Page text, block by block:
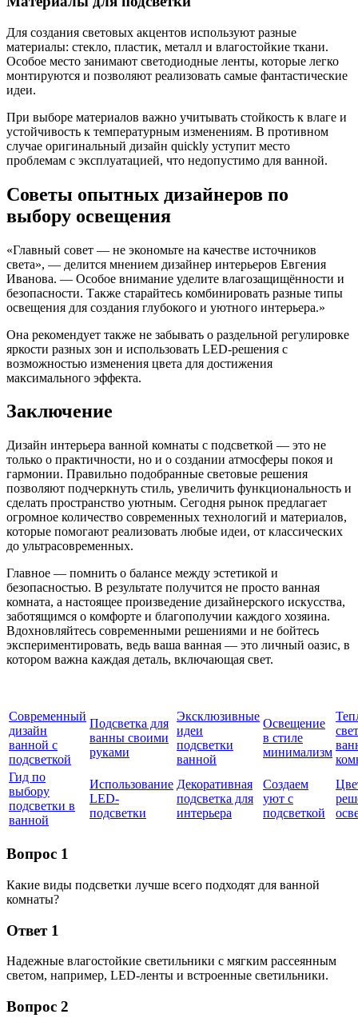
Для создания световых акцентов используют разные
материалы: стекло, пластик, металл и влагостойкие ткани.
Особое место занимают светодиодные ленты, которые легко
монтируются и позволяют реализовать самые фантастические
идеи.
При выборе материалов важно учитывать стойкость к влаге и
устойчивость к температурным изменениям. В противном
случае оригинальный дизайн quickly уступит место
проблемам с эксплуатацией, что недопустимо для ванной.
Советы опытных дизайнеров по
выбору освещения
«Главный совет — не экономьте на качестве источников
света», — делится мнением дизайнер интерьеров Евгения
Иванова. — Особое внимание уделите влагозащищённости и
безопасности. Также старайтесь комбинировать разные типы
освещения для создания глубокого и уютного интерьера.»
Она рекомендует также не забывать о раздельной регулировке
яркости разных зон и использовать LED-решения с
возможностью изменения цвета для достижения
максимального эффекта.
Заключение
Дизайн интерьера ванной комнаты с подсветкой — это не
только о практичности, но и о создании атмосферы покоя и
гармонии. Правильно подобранные световые решения
позволяют подчеркнуть стиль, увеличить функциональность и
сделать пространство уютным. Сегодня рынок предлагает
огромное количество современных технологий и материалов,
которые помогают реализовать любые идеи, от классических
до ультрасовременных.
Главное — помнить о балансе между эстетикой и
безопасностью. В результате получится не просто ванная
комната, а настоящее произведение дизайнерского искусства,
заботящимся о комфорте и благополучии каждого хозяина.
Вдохновляйтесь современными решениями и не бойтесь
экспериментировать, ведь ваша ванная — это личный оазис, в
котором важна каждая деталь, включающая свет.
Современный
дизайн
ванной с
подсветкой
Подсветка для
ванны своими
руками
Эксклюзивные
идеи
подсветки
ванной
Освещение
в стиле
минимализм
Гид по
выбору
подсветки в
ванной
Использование
LED-
подсветки
Декоративная
подсветка для
интерьера
Создаем
уют с
подсветкой
Вопрос 1
Какие виды подсветки лучше всего подходят для ванной
комнаты?
Ответ 1
Надежные влагостойкие светильники с мягким рассеянным
светом, например, LED-ленты и встроенные светильники.
Вопрос 2